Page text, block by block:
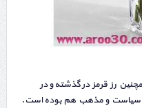
رز قرمز در گذشته و در
سیاست و مذهب هم بوده است.